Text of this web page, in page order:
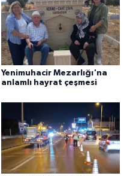
Yenimuhacir Mezarlığı'na
anlamlı hayrat çeşmesi